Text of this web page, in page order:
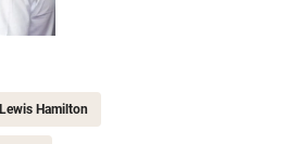
Lewis Hamilton